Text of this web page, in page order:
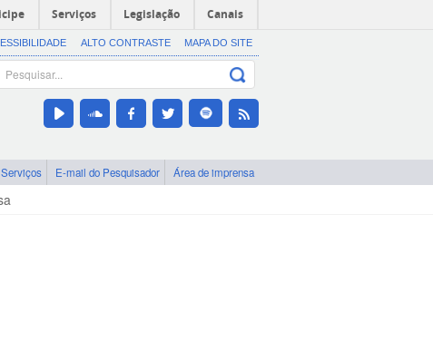
Serviços Legislação Canais
ALTO CONTRASTE MAPA DO SITE
Serviços E-mail do Pesquisador Área de imprensa